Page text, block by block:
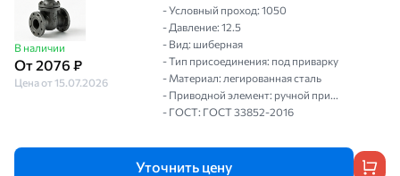
В наличии
От 2076 ₽
Цена от 15.07.2026
- Условный проход: 1050
- Давление: 12.5
- Вид: шиберная
- Тип присоединения: под приварку
- Материал: легированная сталь
- Приводной элемент: ручной при...
- ГОСТ: ГОСТ 33852-2016
Уточнить цену